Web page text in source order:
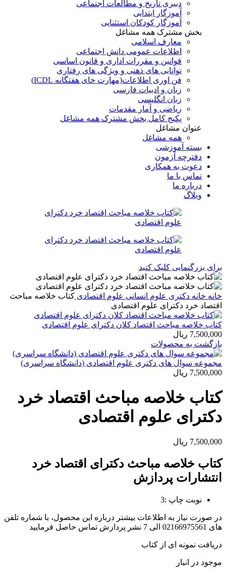
دبیری تاریخ و مطالعات اجتماعی
آموزگار ابتدایی
آموزگار کودکان استثنایی
بخش مشترک همه مشاغل
معارف اسلامی
اطلاعات عمومی دانش اجتماعی
قوانین و مقررات اداری و قانون اساسی
توانایی های ذهنی و ویژگی های رفتاری
فن اوری اطلاعات(مهارت خای هفتگانه ICDL)
زبان و ادبیات فارسی
زبان انگلیسی
ریاضی و آمار مقدمات
پکیج کامل بخش مشترک همه مشاغل
عنوان مشاغل
همه مشاغل
بسته آموزشی
دفترچه آزمون
دعوت به همکاری
تماس با ما
درباره ما
وبلاگ
برای بزرگنمایی کلیک کنید
خانه خانه دکتری علوم انسانی علوم اقتصادی کتاب خلاصه مباحث
اقتصاد خرد دکترای علوم اقتصادی
کتاب خلاصه مباحث اقتصاد کلان دکترای علوم اقتصادی
7,500,000 ریال
بازگشت به محصولات
مجموعه سوال های دکتری علوم اقتصادی (دانشگاه سراسری)
7,500,000 ریال
کتاب خلاصه مباحث اقتصاد خرد
دکترای علوم اقتصادی
7,500,000 ریال
کتاب خلاصه مباحث دکترای اقتصاد خرد
انتشارات پردازش
نوبت چاپ :3
در صورت نیاز به اطلاعات بیشتر درباره این محصول، با شماره تلفن
های 02166975561 الی 7 نشر پردازش تماس حاصل فرمایید
دریافت نمونه ای از کتاب
موجود در انبار